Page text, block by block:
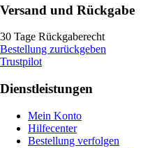
Versand und Rückgabe
30 Tage Rückgaberecht
Bestellung zurückgeben
Trustpilot
Dienstleistungen
Mein Konto
Hilfecenter
Bestellung verfolgen